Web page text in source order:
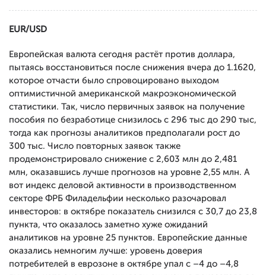
EUR/USD
Европейская валюта сегодня растёт против доллара,
пытаясь восстановиться после снижения вчера до 1.1620,
которое отчасти было спровоцировано выходом
оптимистичной американской макроэкономической
статистики. Так, число первичных заявок на получение
пособия по безработице снизилось с 296 тыс до 290 тыс,
тогда как прогнозы аналитиков предполагали рост до
300 тыс. Число повторных заявок также
продемонстрировало снижение с 2,603 млн до 2,481
млн, оказавшись лучше прогнозов на уровне 2,55 млн. А
вот индекс деловой активности в производственном
секторе ФРБ Филадельфии несколько разочаровал
инвесторов: в октябре показатель снизился с 30,7 до 23,8
пункта, что оказалось заметно хуже ожиданий
аналитиков на уровне 25 пунктов. Европейские данные
оказались немногим лучше: уровень доверия
потребителей в еврозоне в октябре упал с –4 до –4,8